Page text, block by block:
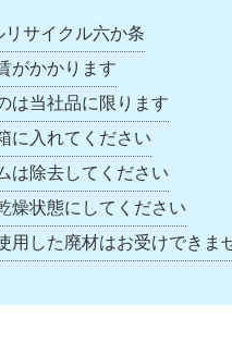
サイクル六か条
がかかります
は当社品に限ります
に入れてください
は除去してください
燥状態にしてください
した廃材はお受けできま